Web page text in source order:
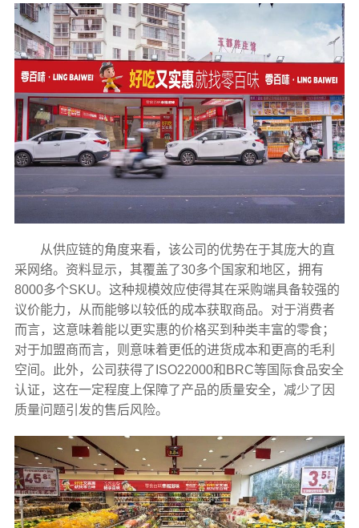
从供应链的角度来看，该公司的优势在于其庞大的直
采网络。资料显示，其覆盖了30多个国家和地区，拥有
8000多个SKU。这种规模效应使得其在采购端具备较强的
议价能力，从而能够以较低的成本获取商品。对于消费者
而言，这意味着能以更实惠的价格买到种类丰富的零食；
对于加盟商而言，则意味着更低的进货成本和更高的毛利
空间。此外，公司获得了ISO22000和BRC等国际食品安全
认证，这在一定程度上保障了产品的质量安全，减少了因
质量问题引发的售后风险。